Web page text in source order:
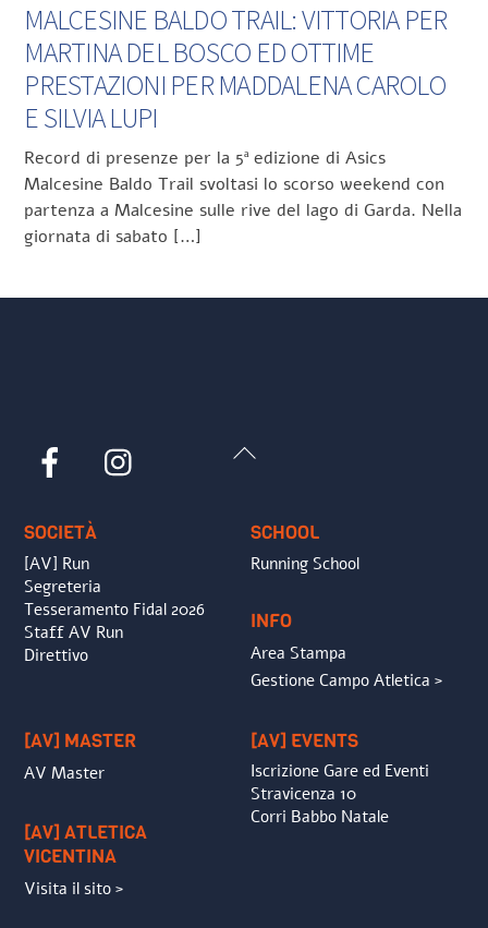
MALCESINE BALDO TRAIL: VITTORIA PER
MARTINA DEL BOSCO ED OTTIME
PRESTAZIONI PER MADDALENA CAROLO
E SILVIA LUPI
Record di presenze per la 5ª edizione di Asics
Malcesine Baldo Trail svoltasi lo scorso weekend con
partenza a Malcesine sulle rive del lago di Garda. Nella
giornata di sabato […]
Back
Facebook
SOCIETÀ
[AV] Run
Segreteria
Tesseramento Fidal 2026
Staff AV Run
Direttivo
SCHOOL
Running School
INFO
Area Stampa
Gestione Campo Atletica >
[AV] MASTER
AV Master
[AV] ATLETICA
VICENTINA
Visita il sito >
[AV] EVENTS
Iscrizione Gare ed Eventi
Stravicenza 10
Corri Babbo Natale